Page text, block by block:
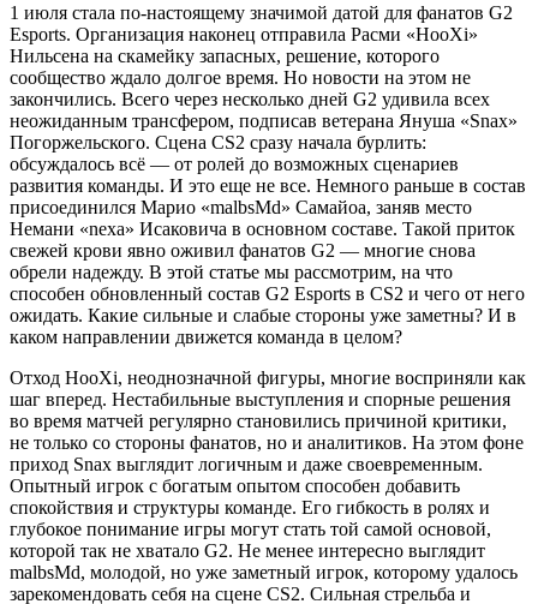
1 июля стала по-настоящему значимой датой для фанатов G2
Esports. Организация наконец отправила Расми «HooXi»
Нильсена на скамейку запасных, решение, которого
сообщество ждало долгое время. Но новости на этом не
закончились. Всего через несколько дней G2 удивила всех
неожиданным трансфером, подписав ветерана Януша «Snax»
Погоржельского. Сцена CS2 сразу начала бурлить:
обсуждалось всё — от ролей до возможных сценариев
развития команды. И это еще не все. Немного раньше в состав
присоединился Марио «malbsMd» Самайоа, заняв место
Немани «nexa» Исаковича в основном составе. Такой приток
свежей крови явно оживил фанатов G2 — многие снова
обрели надежду. В этой статье мы рассмотрим, на что
способен обновленный состав G2 Esports в CS2 и чего от него
ожидать. Какие сильные и слабые стороны уже заметны? И в
каком направлении движется команда в целом?
Отход HooXi, неоднозначной фигуры, многие восприняли как
шаг вперед. Нестабильные выступления и спорные решения
во время матчей регулярно становились причиной критики,
не только со стороны фанатов, но и аналитиков. На этом фоне
приход Snax выглядит логичным и даже своевременным.
Опытный игрок с богатым опытом способен добавить
спокойствия и структуры команде. Его гибкость в ролях и
глубокое понимание игры могут стать той самой основой,
которой так не хватало G2. Не менее интересно выглядит
malbsMd, молодой, но уже заметный игрок, которому удалось
зарекомендовать себя на сцене CS2. Сильная стрельба и